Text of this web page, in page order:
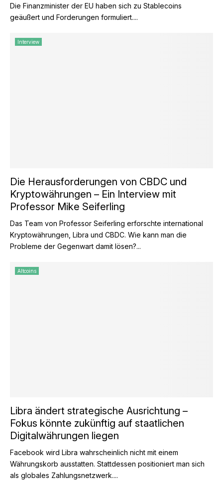
Die Finanzminister der EU haben sich zu Stablecoins
geäußert und Forderungen formuliert....
Interview
Die Herausforderungen von CBDC und
Kryptowährungen – Ein Interview mit
Professor Mike Seiferling
Das Team von Professor Seiferling erforschte international
Kryptowährungen, Libra und CBDC. Wie kann man die
Probleme der Gegenwart damit lösen?...
Altcoins
Libra ändert strategische Ausrichtung –
Fokus könnte zukünftig auf staatlichen
Digitalwährungen liegen
Facebook wird Libra wahrscheinlich nicht mit einem
Währungskorb ausstatten. Stattdessen positioniert man sich
als globales Zahlungsnetzwerk....